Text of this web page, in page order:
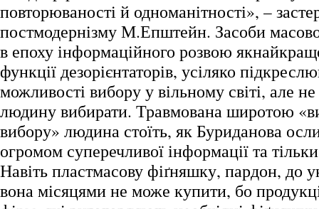
повторюваності й одноманітності», –
постмодернізму М.Епштейн. Засоби
в епоху інформаційного розвою
функції дезорієнтаторів, усіляко
можливості вибору у вільному світі, але
людину вибирати. Травмована широтою
вибору» людина стоїть, як Буриданова
огромом суперечливої інформації та
Навіть пластмасову фіґняшку, пардон, до
вона місяцями не може купити, бо